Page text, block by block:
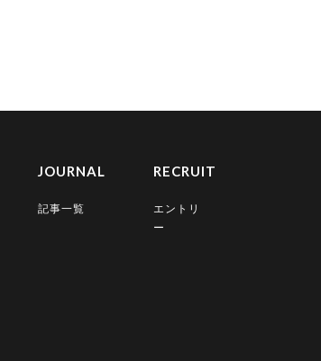
JOURNAL
記事一覧
RECRUIT
エントリ
ー